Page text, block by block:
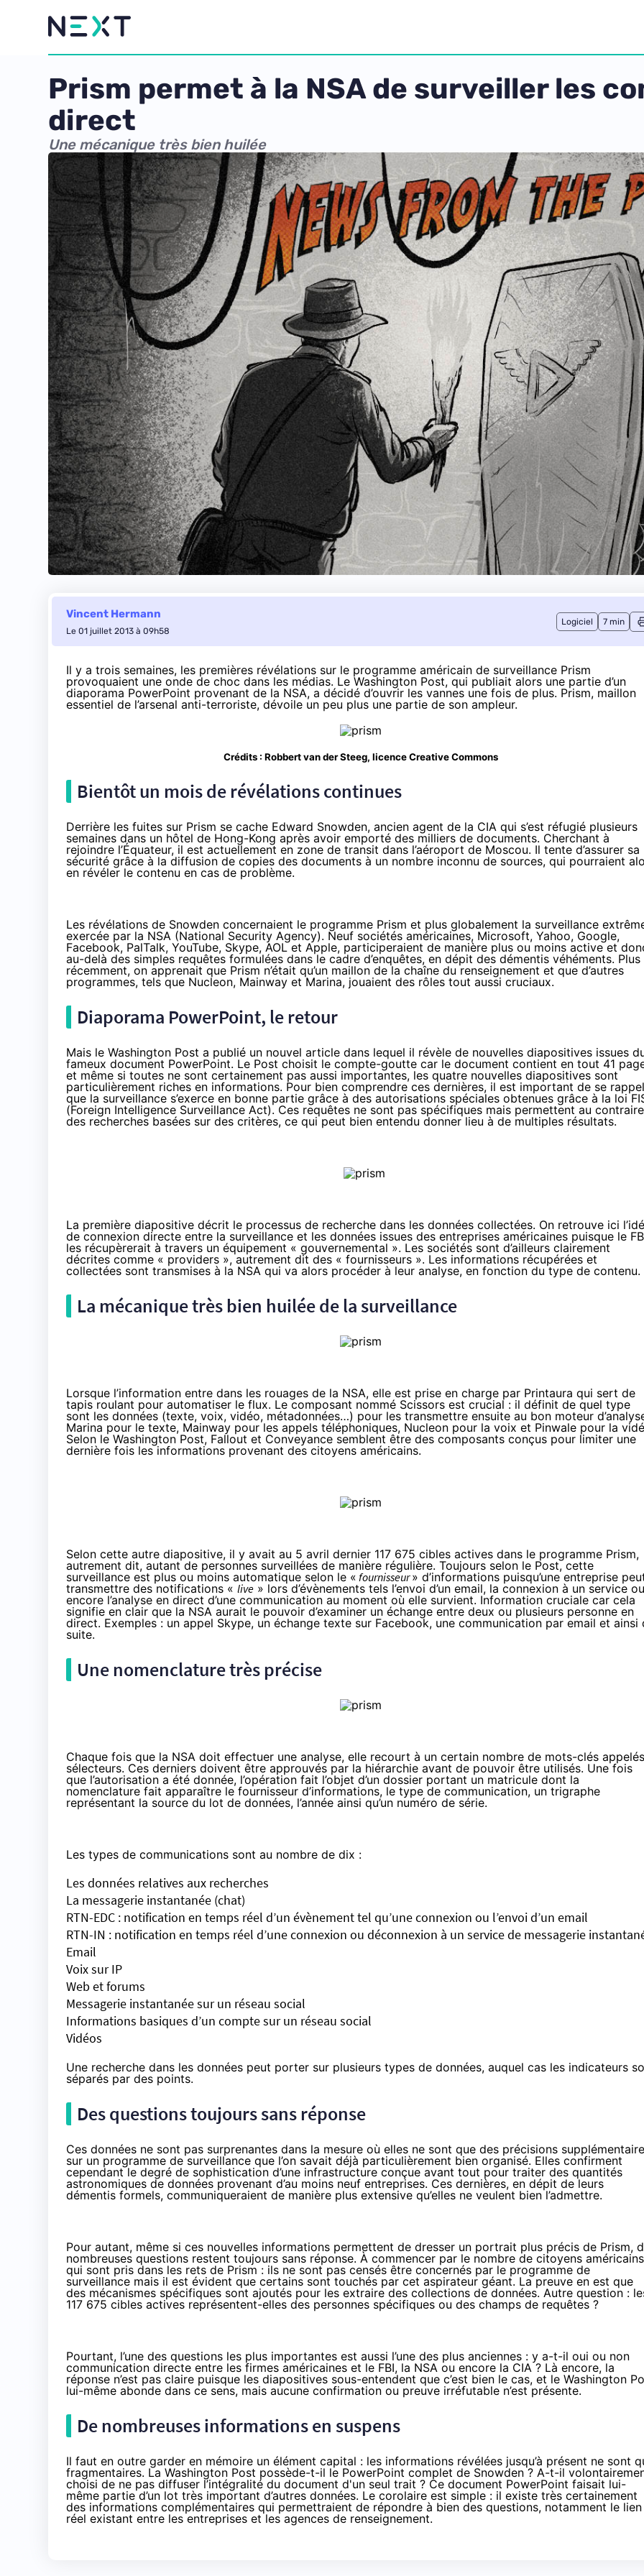
Prism permet à la NSA de surveiller les
direct
Une mécanique très bien huilée
Vincent Hermann
Le 01 juillet 2013 à 09h58
Logiciel 7 min
Il y a trois semaines, les premières révélations sur le programme américain de surveillance Prism
provoquaient une onde de choc dans les médias. Le Washington Post, qui publiait alors une partie d’un
diaporama PowerPoint provenant de la NSA, a décidé d’ouvrir les vannes une fois de plus. Prism, maillon
essentiel de l’arsenal anti-terroriste, dévoile un peu plus une partie de son ampleur.
Crédits : Robbert van der Steeg, licence Creative Commons
Bientôt un mois de révélations continues
Derrière les fuites sur Prism se cache Edward Snowden, ancien agent de la CIA qui s’est réfugié plusieurs
semaines dans un hôtel de Hong-Kong après avoir emporté des milliers de documents. Cherchant à
rejoindre l’Équateur, il est actuellement en zone de transit dans l’aéroport de Moscou. Il tente d’assurer sa
sécurité grâce à la diffusion de copies des documents à un nombre inconnu de sources, qui pourraient
en révéler le contenu en cas de problème.
Les révélations de Snowden concernaient le programme Prism et plus globalement la surveillance
exercée par la NSA (National Security Agency). Neuf sociétés américaines, Microsoft, Yahoo, Google,
Facebook, PalTalk, YouTube, Skype, AOL et Apple, participeraient de manière plus ou moins active et
au-delà des simples requêtes formulées dans le cadre d’enquêtes, en dépit des démentis véhéments. Plus
récemment, on apprenait que Prism n’était qu’un maillon de la chaîne du renseignement et que d’autres
programmes, tels que Nucleon, Mainway et Marina, jouaient des rôles tout aussi cruciaux.
Diaporama PowerPoint, le retour
Mais le Washington Post a publié un nouvel article dans lequel il révèle de nouvelles diapositives issues
fameux document PowerPoint. Le Post choisit le compte-goutte car le document contient en tout 41
et même si toutes ne sont certainement pas aussi importantes, les quatre nouvelles diapositives sont
particulièrement riches en informations. Pour bien comprendre ces dernières, il est important de se
que la surveillance s’exerce en bonne partie grâce à des autorisations spéciales obtenues grâce à la loi
(Foreign Intelligence Surveillance Act). Ces requêtes ne sont pas spécifiques mais permettent au contraire
des recherches basées sur des critères, ce qui peut bien entendu donner lieu à de multiples résultats.
La première diapositive décrit le processus de recherche dans les données collectées. On retrouve ici
de connexion directe entre la surveillance et les données issues des entreprises américaines puisque le
les récupèrerait à travers un équipement « gouvernemental ». Les sociétés sont d’ailleurs clairement
décrites comme « providers », autrement dit des « fournisseurs ». Les informations récupérées et
collectées sont transmises à la NSA qui va alors procéder à leur analyse, en fonction du type de contenu.
La mécanique très bien huilée de la surveillance
Lorsque l’information entre dans les rouages de la NSA, elle est prise en charge par Printaura qui sert de
tapis roulant pour automatiser le flux. Le composant nommé Scissors est crucial : il définit de quel type
sont les données (texte, voix, vidéo, métadonnées…) pour les transmettre ensuite au bon moteur
Marina pour le texte, Mainway pour les appels téléphoniques, Nucleon pour la voix et Pinwale pour la
Selon le Washington Post, Fallout et Conveyance semblent être des composants conçus pour limiter une
dernière fois les informations provenant des citoyens américains.
Selon cette autre diapositive, il y avait au 5 avril dernier 117 675 cibles actives dans le programme Prism,
autrement dit, autant de personnes surveillées de manière régulière. Toujours selon le Post, cette
surveillance est plus ou moins automatique selon le « fournisseur» d’informations puisqu’une entreprise
transmettre des notifications « live » lors d’évènements tels l’envoi d’un email, la connexion à un service ou
encore l’analyse en direct d’une communication au moment où elle survient. Information cruciale car cela
signifie en clair que la NSA aurait le pouvoir d’examiner un échange entre deux ou plusieurs personne en
direct. Exemples : un appel Skype, un échange texte sur Facebook, une communication par email et ainsi
suite.
Une nomenclature très précise
Chaque fois que la NSA doit effectuer une analyse, elle recourt à un certain nombre de mots-clés appelés
sélecteurs. Ces derniers doivent être approuvés par la hiérarchie avant de pouvoir être utilisés. Une fois
que l’autorisation a été donnée, l’opération fait l’objet d’un dossier portant un matricule dont la
nomenclature fait apparaître le fournisseur d’informations, le type de communication, un trigraphe
représentant la source du lot de données, l’année ainsi qu’un numéro de série.
Les types de communications sont au nombre de dix :
Les données relatives aux recherches
La messagerie instantanée (chat)
RTN-EDC : notification en temps réel d’un évènement tel qu’une connexion ou l’envoi d’un email
RTN-IN : notification en temps réel d’une connexion ou déconnexion à un service de messagerie
Email
Voix sur IP
Web et forums
Messagerie instantanée sur un réseau social
Informations basiques d’un compte sur un réseau social
Vidéos
Une recherche dans les données peut porter sur plusieurs types de données, auquel cas les indicateurs
séparés par des points.
Des questions toujours sans réponse
Ces données ne sont pas surprenantes dans la mesure où elles ne sont que des précisions
sur un programme de surveillance que l’on savait déjà particulièrement bien organisé. Elles confirment
cependant le degré de sophistication d’une infrastructure conçue avant tout pour traiter des quantités
astronomiques de données provenant d’au moins neuf entreprises. Ces dernières, en dépit de leurs
démentis formels, communiqueraient de manière plus extensive qu’elles ne veulent bien l’admettre.
Pour autant, même si ces nouvelles informations permettent de dresser un portrait plus précis de Prism,
nombreuses questions restent toujours sans réponse. À commencer par le nombre de citoyens américains
qui sont pris dans les rets de Prism : ils ne sont pas censés être concernés par le programme de
surveillance mais il est évident que certains sont touchés par cet aspirateur géant. La preuve en est que
des mécanismes spécifiques sont ajoutés pour les extraire des collections de données. Autre question :
117 675 cibles actives représentent-elles des personnes spécifiques ou des champs de requêtes ?
Pourtant, l’une des questions les plus importantes est aussi l’une des plus anciennes : y a-t-il oui ou non
communication directe entre les firmes américaines et le FBI, la NSA ou encore la CIA ? Là encore, la
réponse n’est pas claire puisque les diapositives sous-entendent que c’est bien le cas, et le Washington
lui-même abonde dans ce sens, mais aucune confirmation ou preuve irréfutable n’est présente.
De nombreuses informations en suspens
Il faut en outre garder en mémoire un élément capital : les informations révélées jusqu’à présent ne sont
fragmentaires. La Washington Post possède-t-il le PowerPoint complet de Snowden ? A-t-il
choisi de ne pas diffuser l’intégralité du document d'un seul trait ? Ce document PowerPoint faisait lui-
même partie d’un lot très important d’autres données. Le corolaire est simple : il existe très certainement
des informations complémentaires qui permettraient de répondre à bien des questions, notamment le lien
réel existant entre les entreprises et les agences de renseignement.